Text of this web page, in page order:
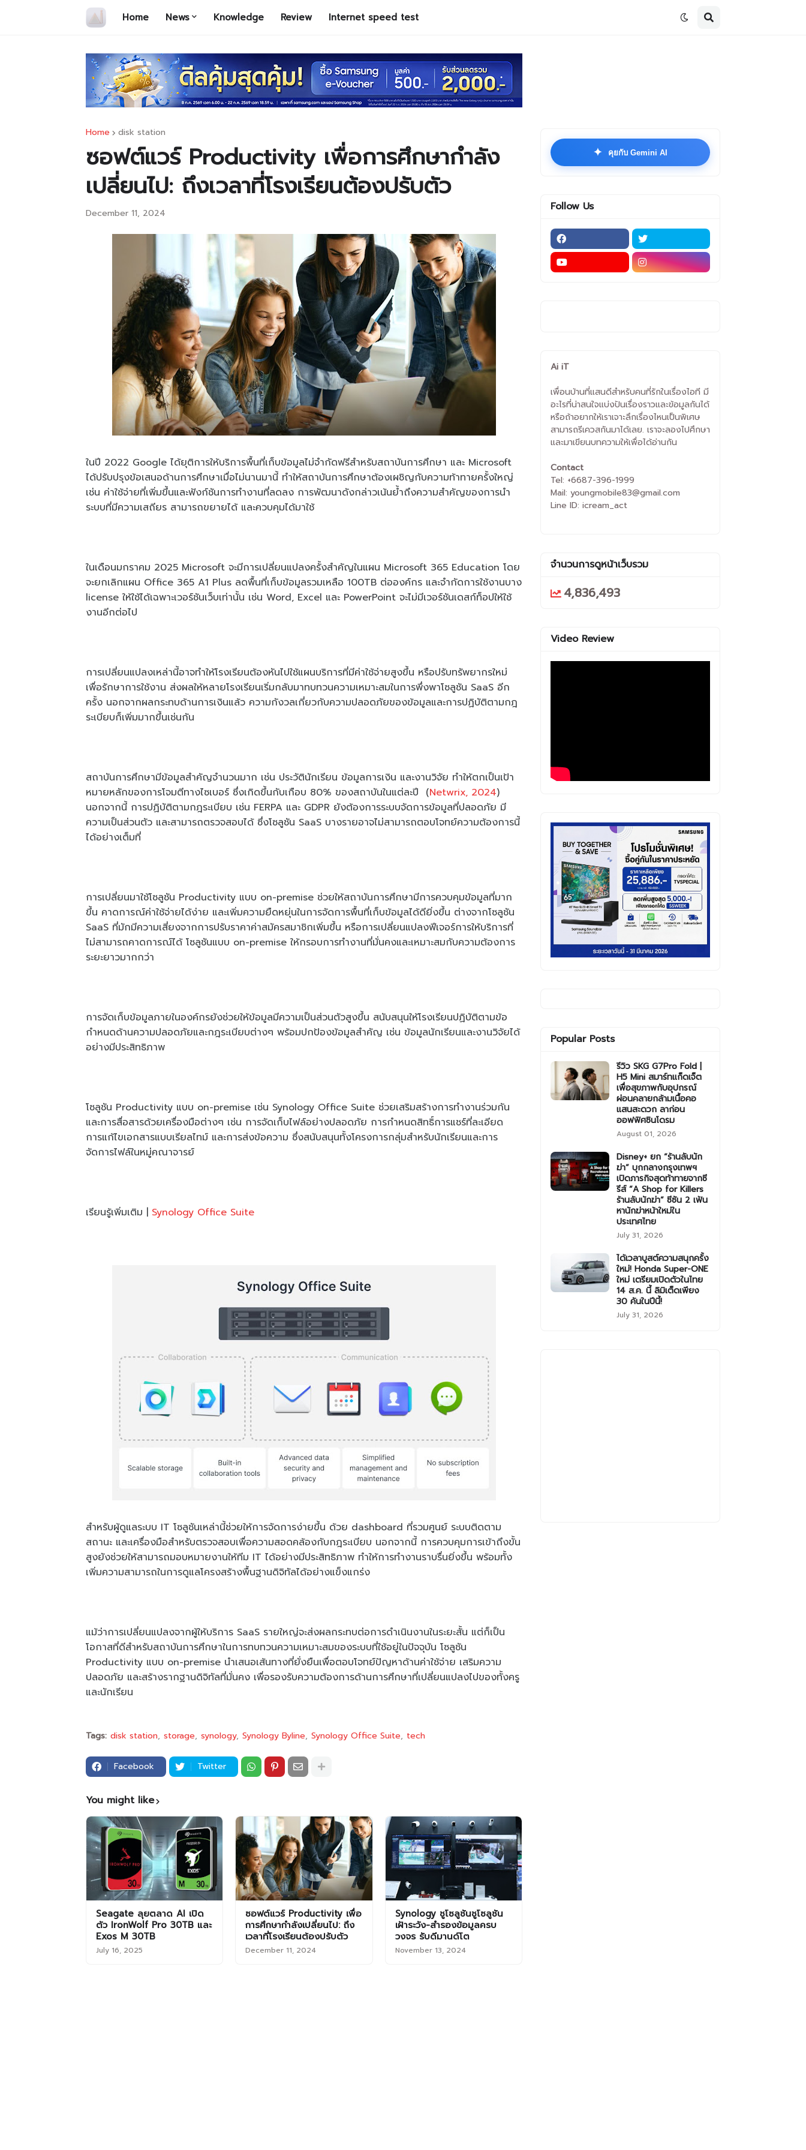
Home News Knowledge Review Internet speed test
Home disk station
ซอฟต์แวร์ Productivity เพื่อการศึกษากำลัง
เปลี่ยนไป: ถึงเวลาที่โรงเรียนต้องปรับตัว
December 11, 2024
ในปี 2022 Google ได้ยุติการให้บริการพื้นที่เก็บข้อมูลไม่จำกัดฟรีสำหรับสถาบันการศึกษา และ Microsoft
ได้ปรับปรุงข้อเสนอด้านการศึกษาเมื่อไม่นานมานี้ ทำให้สถาบันการศึกษาต้องเผชิญกับความท้าทายครั้งใหญ่
เช่น ค่าใช้จ่ายที่เพิ่มขึ้นและฟังก์ชันการทำงานที่ลดลง การพัฒนาดังกล่าวเน้นย้ำถึงความสำคัญของการนำ
ระบบที่มีความเสถียร สามารถขยายได้ และควบคุมได้มาใช้
ในเดือนมกราคม 2025 Microsoft จะมีการเปลี่ยนแปลงครั้งสำคัญในแผน Microsoft 365 Education โดย
จะยกเลิกแผน Office 365 A1 Plus ลดพื้นที่เก็บข้อมูลรวมเหลือ 100TB ต่อองค์กร และจำกัดการใช้งานบาง
license ให้ใช้ได้เฉพาะเวอร์ชันเว็บเท่านั้น เช่น Word, Excel และ PowerPoint จะไม่มีเวอร์ชันเดสก์ท็อปให้ใช้
งานอีกต่อไป
การเปลี่ยนแปลงเหล่านี้อาจทำให้โรงเรียนต้องหันไปใช้แผนบริการที่มีค่าใช้จ่ายสูงขึ้น หรือปรับทรัพยากรใหม่
เพื่อรักษาการใช้งาน ส่งผลให้หลายโรงเรียนเริ่มกลับมาทบทวนความเหมาะสมในการพึ่งพาโซลูชัน SaaS อีก
ครั้ง นอกจากผลกระทบด้านการเงินแล้ว ความกังวลเกี่ยวกับความปลอดภัยของข้อมูลและการปฏิบัติตามกฎ
ระเบียบก็เพิ่มมากขึ้นเช่นกัน
สถาบันการศึกษามีข้อมูลสำคัญจำนวนมาก เช่น ประวัตินักเรียน ข้อมูลการเงิน และงานวิจัย ทำให้ตกเป็นเป้า
หมายหลักของการโจมตีทางไซเบอร์ ซึ่งเกิดขึ้นกับเกือบ 80% ของสถาบันในแต่ละปี (Netwrix, 2024)
นอกจากนี้ การปฏิบัติตามกฎระเบียบ เช่น FERPA และ GDPR ยังต้องการระบบจัดการข้อมูลที่ปลอดภัย มี
ความเป็นส่วนตัว และสามารถตรวจสอบได้ ซึ่งโซลูชัน SaaS บางรายอาจไม่สามารถตอบโจทย์ความต้องการนี้
ได้อย่างเต็มที่
การเปลี่ยนมาใช้โซลูชัน Productivity แบบ on-premise ช่วยให้สถาบันการศึกษามีการควบคุมข้อมูลที่มาก
ขึ้น คาดการณ์ค่าใช้จ่ายได้ง่าย และเพิ่มความยืดหยุ่นในการจัดการพื้นที่เก็บข้อมูลได้ดียิ่งขึ้น ต่างจากโซลูชัน
SaaS ที่มักมีความเสี่ยงจากการปรับราคาค่าสมัครสมาชิกเพิ่มขึ้น หรือการเปลี่ยนแปลงฟีเจอร์การให้บริการที่
ไม่สามารถคาดการณ์ได้ โซลูชันแบบ on-premise ให้กรอบการทำงานที่มั่นคงและเหมาะสมกับความต้องการ
ระยะยาวมากกว่า
การจัดเก็บข้อมูลภายในองค์กรยังช่วยให้ข้อมูลมีความเป็นส่วนตัวสูงขึ้น สนับสนุนให้โรงเรียนปฏิบัติตามข้อ
กำหนดด้านความปลอดภัยและกฎระเบียบต่างๆ พร้อมปกป้องข้อมูลสำคัญ เช่น ข้อมูลนักเรียนและงานวิจัยได้
อย่างมีประสิทธิภาพ
โซลูชัน Productivity แบบ on-premise เช่น Synology Office Suite ช่วยเสริมสร้างการทำงานร่วมกัน
และการสื่อสารด้วยเครื่องมือต่างๆ เช่น การจัดเก็บไฟล์อย่างปลอดภัย การกำหนดสิทธิ์การแชร์ที่ละเอียด
การแก้ไขเอกสารแบบเรียลไทม์ และการส่งข้อความ ซึ่งสนับสนุนทั้งโครงการกลุ่มสำหรับนักเรียนและการ
จัดการไฟล์ในหมู่คณาจารย์
เรียนรู้เพิ่มเติม | Synology Office Suite
สำหรับผู้ดูแลระบบ IT โซลูชันเหล่านี้ช่วยให้การจัดการง่ายขึ้น ด้วย dashboard ที่รวมศูนย์ ระบบติดตาม
สถานะ และเครื่องมือสำหรับตรวจสอบเพื่อความสอดคล้องกับกฎระเบียบ นอกจากนี้ การควบคุมการเข้าถึงขั้น
สูงยังช่วยให้สามารถมอบหมายงานให้ทีม IT ได้อย่างมีประสิทธิภาพ ทำให้การทำงานราบรื่นยิ่งขึ้น พร้อมทั้ง
เพิ่มความสามารถในการดูแลโครงสร้างพื้นฐานดิจิทัลได้อย่างแข็งแกร่ง
แม้ว่าการเปลี่ยนแปลงจากผู้ให้บริการ SaaS รายใหญ่จะส่งผลกระทบต่อการดำเนินงานในระยะสั้น แต่ก็เป็น
โอกาสที่ดีสำหรับสถาบันการศึกษาในการทบทวนความเหมาะสมของระบบที่ใช้อยู่ในปัจจุบัน โซลูชัน
Productivity แบบ on-premise นำเสนอเส้นทางที่ยั่งยืนเพื่อตอบโจทย์ปัญหาด้านค่าใช้จ่าย เสริมความ
ปลอดภัย และสร้างรากฐานดิจิทัลที่มั่นคง เพื่อรองรับความต้องการด้านการศึกษาที่เปลี่ยนแปลงไปของทั้งครู
และนักเรียน
Tags: disk station storage synology Synology Byline Synology Office Suite tech
Facebook Twitter
You might like
Seagate ลุยตลาด AI เปิด
ตัว IronWolf Pro 30TB และ
Exos M 30TB
July 16, 2025
ซอฟต์แวร์ Productivity เพื่อ
การศึกษากำลังเปลี่ยนไป: ถึง
เวลาที่โรงเรียนต้องปรับตัว
December 11, 2024
Synology ชูโซลูชันชูโซลูชัน
เฝ้าระวัง-สำรองข้อมูลครบ
วงจร รับดีมานด์โต
November 13, 2024
✦ คุยกับ Gemini AI
Follow Us
Ai iT
เพื่อนบ้านที่แสนดีสำหรับคนที่รักในเรื่องไอที มี
อะไรที่น่าสนใจแบ่งปันเรื่องราวและข้อมูลกันได้
หรือถ้าอยากให้เราเจาะลึกเรื่องไหนเป็นพิเศษ
สามารถรีเควสกันมาได้เลย. เราจะลองไปศึกษา
และมาเขียนบทความให้เพื่อได้อ่านกัน
Contact
Tel: +6687-396-1999
Mail: youngmobile83@gmail.com
Line ID: icream_act
จำนวนการดูหน้าเว็บรวม
4,836,493
Video Review
Popular Posts
รีวิว SKG G7Pro Fold |
H5 Mini สมาร์ทแก็ดเจ็ต
เพื่อสุขภาพกับอุปกรณ์
ผ่อนคลายกล้ามเนื้อคอ
แสนสะดวก ลาก่อน
ออฟฟิศซินโดรม
August 01, 2026
Disney+ ยก “ร้านลับนัก
ฆ่า” บุกกลางกรุงเทพฯ
เปิดภารกิจสุดท้าทายจากซี
รีส์ “A Shop for Killers
ร้านลับนักฆ่า” ซีซัน 2 เฟ้น
หานักฆ่าหน้าใหม่ใน
ประเทศไทย
July 31, 2026
ได้เวลาบูสต์ความสนุกครั้ง
ใหม่! Honda Super-ONE
ใหม่ เตรียมเปิดตัวในไทย
14 ส.ค. นี้ ลิมิเต็ดเพียง
30 คันในปีนี้!
July 31, 2026